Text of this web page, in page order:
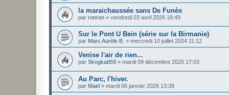
la maraichaussée sans De Funès
par ronron » vendredi 03 avril 2026 18:49
Sur le Pont U Bein (série sur la Birmanie)
par Marc Aurèle B. » mercredi 10 juillet 2024 11:12
Venise l'air de rien...
par Skogkatt59 » mardi 09 décembre 2025 17:03
Au Parc, l'hiver.
par Mael » mardi 06 janvier 2026 13:39